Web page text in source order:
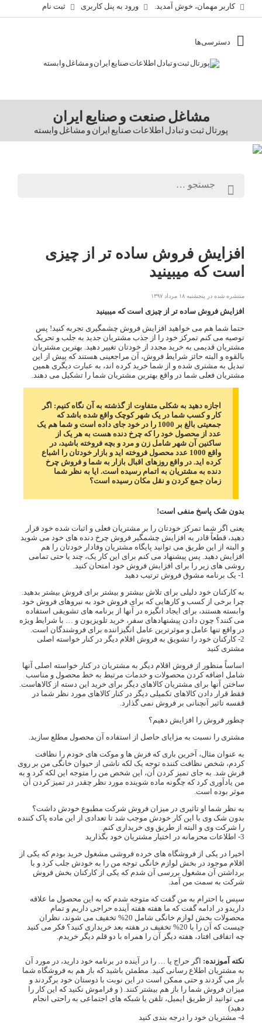
کاربر مهمان، خوش آمدید. ورود به پنل کاربری ثبت نام
مشاغل صنعت و صنایع ایران
پورتال ثبت و تبادل اطلاعات صنایع ایران و مشاغل وابسته
افزایش فروش ساده تر از چیزی
است که میبینید
منتشره شده در پنجشنبه ۱۸ مرداد ۱۳۹۷
افزایش فروش ساده تر از چیزی است که میبینید
حتما شما هم می خواهید افزایش فروش چشمگیری تجربه کنید! پس
توصیه می کنم تمرکز خود را از جذب مشتریان جدید به جلب و تحریک
مشتریان قدیمی به خرید مجدد از خودتان تغییر دهید. بهترین مشتریان
بالقوه و البته حائز شرایط فروش، آن مراجعینی هستند که پیش از این
تبدیل به مشتری شده و از شما خرید کرده اند، به عبارت دیگری همین
مشتریان فعلی شما در واقع بهترین مشتریان شما را تشکیل می دهند.
اجازه دهید به شکلی متفاوت از گذشته به آن نگاه کنیم: اگر
کار و کسب شما در یک شهر کوچک واقع شده باشد که
جمعیتی بالغ بر 1000 را در خود جای داده است و شما هم یک
عدد از محصول خود را که چرخ دنده هست به هر یک از
ساکنین آن شهر شامل زن و مرد و بچه فروخته باشید، در
واقع 1000 عدد محصول فروخته اید و بازار خودتان را اشباع
کرده اید. در واقع روزهای اقبال بازار به شما و فروش چرخ
دنده به مشتریان به اتمام رسیده است. ایا به نظر شما
زمان جمع کردن و نقل مکان رسیده است؟
بدون شک پاسخ منفی است!
یعنی اگر شما تمرکز خودتان را بر مشتریان فعلی و اثبات شده خود قرار
دهید، قطعاً قادر به افزایش چشمگیر فروش چرخ دنده های خود می شوید
و البته از این طریق می توانید پایگاه مشتریان وفادار خودتان را هم
افزایش دهید. پس پیشنهاد می کنم برای این کار یک، چند یا حتی تمامی
روشی های زیر را برای افزایش فروش خود امتحان کنید.
1- یک برنامه مشوق فروش ترتیب دهید
به کارکنان خود دلیلی برای تلاش بیشتر و بیشتر برای فروش بیشتر بدهید.
چرا برخی از کسب و کارهایی که برای فروش خود به نیروهای فروش خود
وابسته هستند، برای ایجاد انگیزه در آنها از برنامه های تشویقی استفاده
می کنند؟ چون دادن پیشنهادهای سفر، خرید تلویزیون و … با شرایط ویژه
در واقع تنها عامل و موثرترین عامل انگیزاننده برای فروشندگان است.
2- کارکنان خود را تشویق به فروش اقلام دیگر در کنار خواسته اصلی
مشتری کنید
اساساً منظور از فروش اقلام دیگر به مشتریان در کنار خواسته اصلی آنها
شامل اضافه کردن محصولات و خدمات مرتبط به خط محصول و مناسب
ساختن آنها برای مشتریان کالاهای دیگر برای خرید این دسته از کالاهاست.
فقط قرار دادن کالاهای تکمیلی دیگر در کنار کالاهای مورد نظر شما در
قفسه تاثیر آنچنانی بر فروش نمی گذارد.
چطور فروش را افزایش دهیم؟
مشتری را نسبت به مزایای حاصل از استفاده آن محصول مطلع سازید.
به عنوان مثال، آخرین باری که فرش ها و موکت های خودم را نظافت
کردم، شخص نظافت کننده توجه یک لکه ناشی از حیوان خانگی من بر روی
فرش شد. به جای تمیز کردن آن، این شخص من را متوجه این لکه کرد و به
من یادآوری کرد که چگونه ماده شوینده مورد نظر چقدر در تمیز کردن آن
موثر بوده است.
به نظر شما او تاثیری در میزان فروش شرکت مطبوع خودش داشت؟
بدون شک وی با این کار خودش موجب شد تا تعدادی از این ماده پاک کننده
را شرکت وی و البته از طریق وی خریداری کنم.
3- اطلاعات محرمانه در اختیار مشتریان خود بگذارید
اخیرا در یکی از فروشگاه های خرده فروشی مشغول خرید بودم که یکی از
اقلام موجود در بخش لوازم خانگی توجه من را به خودش جلب کرد و با
برداشتن آن مشغول بررسی آن شدم که یکی از کارکنان بخش فروش
شرکت به سمت من آمد.
سپس با احترام به من گفت که متوجه شدم که به این محصول ما علاقه
داریدو در ادامه گفت که ما هفته هفته آینده حراجی داریم و تمام
محصولات بخش لوازم خانگی شامل 20% تخفیف می شوند، نظران
چیست که آن را با 20% تخفیف در هفته بعد خریداری کنید؟ فکر می کنید
چه اتفاقی افتاد، هفته دیگر آن را همراه با دو قلم دیگر خریدم.
نکته آموزنده: اگر حراج یا … را در آینده در برنامه خود دارید، در مورد آن
به مشتریان اطلاع رسانی کنید. مطمئن باشید که باز هم به فروشگاه شما
باز می گردند و حتی ممکن است در این نوبت با دوستان خود برگردند و
میزان فروش شما را باز هم بیشتر کنند. ( و فراموش نکنید که این کار را
می توانید از طریق ایمیل، تلفن یا شبکه های اجتماعی به راحتی انجام
دهید)
4- مشتریان خود را درجه بندی کنید